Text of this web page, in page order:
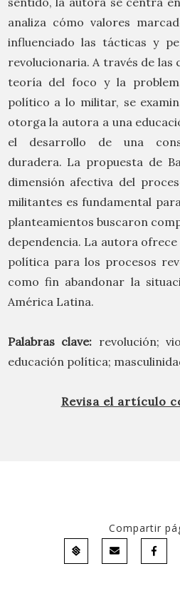
analiza cómo valores
influenciado las tácticas y
revolucionaria. A través de las
teoría del foco y la
político a lo militar, se
otorga la autora a una
el desarrollo de una
duradera. La propuesta de
dimensión afectiva del
militantes es fundamental
planteamientos buscaron
dependencia. La autora
política para los procesos
como fin abandonar la
América Latina.
Palabras clave: revolución;
educación política;
Revisa el artículo
Compartir